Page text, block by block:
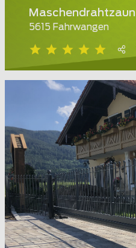
Maschendrahtzaun
5615 Fahrwangen